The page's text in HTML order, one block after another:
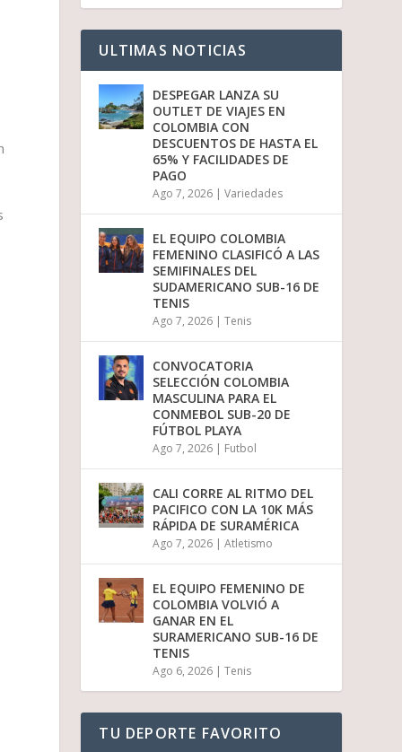
o
m
u
r
e
v
o
l
u
e
ULTIMAS NOTICIAS
DESPEGAR LANZA SU
OUTLET DE VIAJES EN
COLOMBIA CON
DESCUENTOS DE HASTA EL
65% Y FACILIDADES DE
PAGO
Ago 7, 2026 |Variedades
EL EQUIPO COLOMBIA
FEMENINO CLASIFICÓ A LAS
SEMIFINALES DEL
SUDAMERICANO SUB-16 DE
TENIS
Ago 7, 2026 |Tenis
CONVOCATORIA
SELECCIÓN COLOMBIA
MASCULINA PARA EL
CONMEBOL SUB-20 DE
FÚTBOL PLAYA
Ago 7, 2026 | Futbol
CALI CORRE AL RITMO DEL
PACIFICO CON LA 10K MÁS
RÁPIDA DE SURAMÉRICA
Ago 7, 2026 |Atletismo
EL EQUIPO FEMENINO DE
COLOMBIA VOLVIÓ A
GANAR EN EL
SURAMERICANO SUB-16 DE
TENIS
Ago 6, 2026 |Tenis
TU DEPORTE FAVORITO